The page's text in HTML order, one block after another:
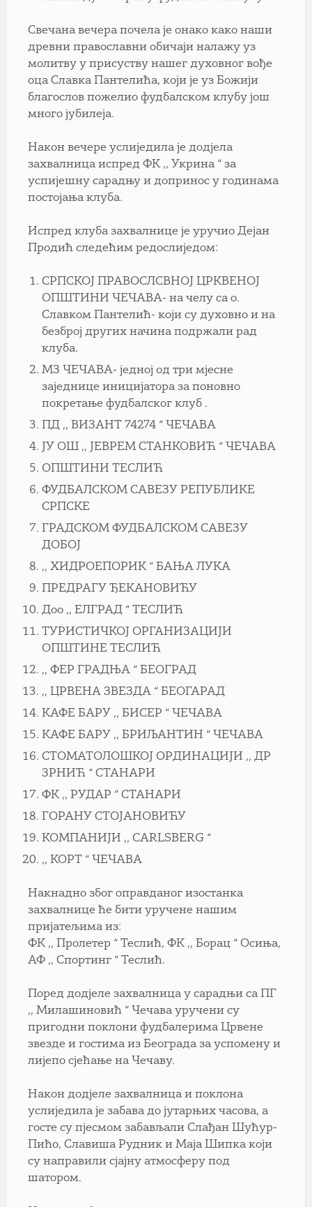
Свечана вечера почела је онако како наши
древни православни обичаји налажу уз
молитву у присуству нашег духовног вође
оца Славка Пантелића, који је уз Божији
благослов пожелио фудбалском клубу још
много јубилеја.
Након вечере услиједила је додјела
захвалница испред ФК ,, Укрина “ за
успијешну сарадњу и допринос у годинама
постојања клуба.
Испред клуба захвалнице је уручио Дејан
Продић следећим редослиједом:
СРПСКОЈ ПРАВОСЛСВНОЈ ЦРКВЕНОЈ
ОПШТИНИ ЧЕЧАВА- на челу са о.
Славком Пантелић- који су духовно и на
безброј других начина подржали рад
клуба.
МЗ ЧЕЧАВА- једној од три мјесне
заједнице иницијатора за поновно
покретање фудбалског клуб .
ПД ,, ВИЗАНТ 74274 “ ЧЕЧАВА
ЈУ ОШ ,, ЈЕВРЕМ СТАНКОВИЋ “ ЧЕЧАВА
ОПШТИНИ ТЕСЛИЋ
ФУДБАЛСКОМ САВЕЗУ РЕПУБЛИКЕ
СРПСКЕ
ГРАДСКОМ ФУДБАЛСКОМ САВЕЗУ
ДОБОЈ
,, ХИДРОЕПОРИК “ БАЊА ЛУКА
ПРЕДРАГУ ЂЕКАНОВИЋУ
Доо ,, ЕЛГРАД “ ТЕСЛИЋ
ТУРИСТИЧКОЈ ОРГАНИЗАЦИЈИ
ОПШТИНЕ ТЕСЛИЋ
,, ФЕР ГРАДЊА “ БЕОГРАД
,, ЦРВЕНА ЗВЕЗДА “ БЕОГАРАД
КАФЕ БАРУ ,, БИСЕР “ ЧЕЧАВА
КАФЕ БАРУ ,, БРИЉАНТИН “ ЧЕЧАВА
СТОМАТОЛОШКОЈ ОРДИНАЦИЈИ ,, ДР
ЗРНИЋ “ СТАНАРИ
ФК ,, РУДАР “ СТАНАРИ
ГОРАНУ СТОЈАНОВИЋУ
КОМПАНИЈИ ,, CARLSBERG “
,, КОРТ “ ЧЕЧАВА
Накнадно због оправданог изостанка
захвалнице ће бити уручене нашим
пријатељима из:
ФК ,, Пролетер “ Теслић, ФК ,, Борац “ Осиња,
АФ ,, Спортинг “ Теслић.
Поред додјеле захвалница у сарадњи са ПГ
,, Милашиновић “ Чечава уручени су
пригодни поклони фудбалерима Црвене
звезде и гостима из Београда за успомену и
лијепо сјећање на Чечаву.
Након додјеле захвалница и поклона
услиједила је забава до јутарњих часова, а
госте су пјесмoм забављали Слађан Шућур-
Пићо, Славиша Рудник и Маја Шипка који
су направили сјајну атмосферу под
шатором.